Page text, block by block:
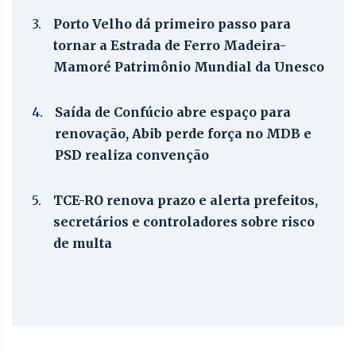
3.
Porto Velho dá primeiro passo para
tornar a Estrada de Ferro Madeira-
Mamoré Patrimônio Mundial da Unesco
4.
Saída de Confúcio abre espaço para
renovação, Abib perde força no MDB e
PSD realiza convenção
5.
TCE-RO renova prazo e alerta prefeitos,
secretários e controladores sobre risco
de multa